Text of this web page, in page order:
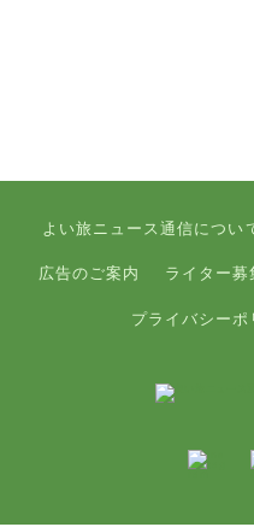
よい旅ニュース通信につい
広告のご案内 ライター募
プライバシーポ